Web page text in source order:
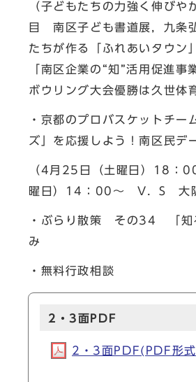
（子どもたちの力強く伸びや
目 南区子ども書道展，九条
たちが作る「ふれあいタウン
「南区企業の“知”活用促進事
ボウリング大会優勝は久世体
・京都のプロバスケットチー
ズ」を応援しよう！南区民デ
（4月25日（土曜日）18：
曜日）14：00～ V．S 大阪
・ぶらり散策 その34 「知
み
・無料行政相談
2・3面PDF
2・3面PDF(PDF形